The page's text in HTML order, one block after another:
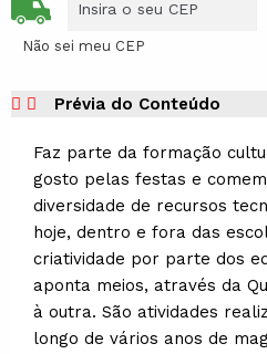
Não sei meu CEP
Prévia do Conteúdo
Faz parte da formação
gosto pelas festas e
diversidade de recursos
hoje, dentro e fora das
criatividade por parte dos
aponta meios, através da
à outra. São atividades
longo de vários anos de